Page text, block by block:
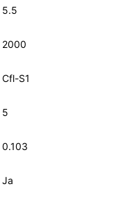
5.5
2000
Cfl-S1
5
0.103
Ja